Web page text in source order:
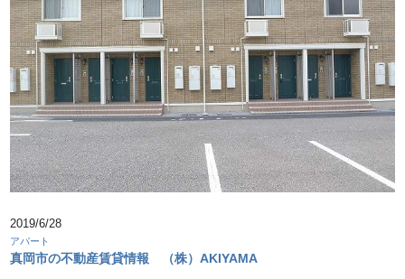
2019/6/28
アパート
真岡市の不動産賃貸情報 （株）AKIYAMA